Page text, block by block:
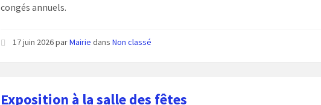
congés annuels.
17 juin 2026parMairie dansNon classé
Exposition à la salle des fêtes